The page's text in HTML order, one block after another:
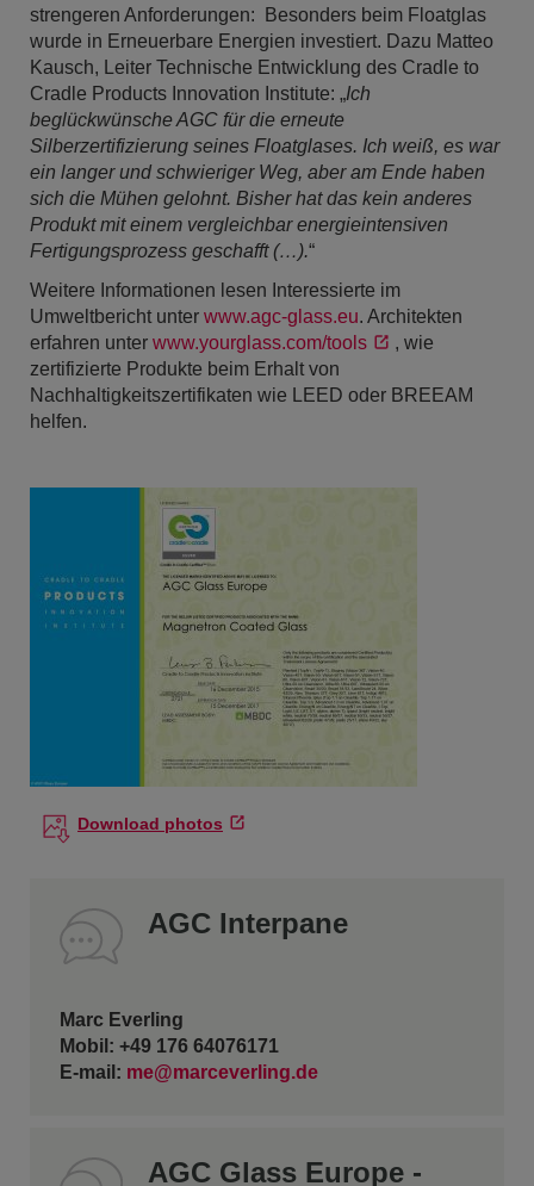
strengeren Anforderungen: Besonders beim Floatglas
wurde in Erneuerbare Energien investiert. Dazu Matteo
Kausch, Leiter Technische Entwicklung des Cradle to
Cradle Products Innovation Institute: „Ich
beglückwünsche AGC für die erneute
Silberzertifizierung seines Floatglases. Ich weiß, es war
ein langer und schwieriger Weg, aber am Ende haben
sich die Mühen gelohnt. Bisher hat das kein anderes
Produkt mit einem vergleichbar energieintensiven
Fertigungsprozess geschafft (…).“
Weitere Informationen lesen Interessierte im
Umweltbericht unter www.agc-glass.eu. Architekten
erfahren unter www.yourglass.com/tools
, wie
zertifizierte Produkte beim Erhalt von
Nachhaltigkeitszertifikaten wie LEED oder BREEAM
helfen.
Download photos
AGC Interpane
Marc Everling
Mobil: +49 176 64076171
E-mail: me@marceverling.de
AGC Glass Europe -